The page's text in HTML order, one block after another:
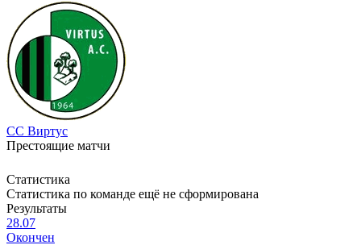
СС Виртус
Престоящие матчи
Статистика
Статистика по команде ещё не сформирована
Результаты
28.07
Окончен